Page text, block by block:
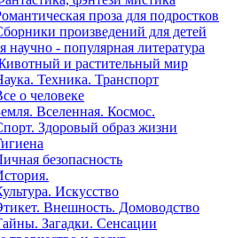
проза для подростков
произведений для детей
научно - популярная литература
и растительный мир
Техника. Транспорт
о человеке
Вселенная. Космос.
Здоровый образ жизни
безопасность
Искусство
Внешность. Домоводство
Загадки. Сенсации